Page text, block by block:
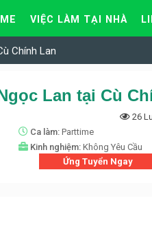
VIỆC LÀM TẠI NHÀ
Chính Lan
26
Ca làm: Parttime
Kinh nghiệm: Không Yêu Cầu
Ứng Tuyển Ngay